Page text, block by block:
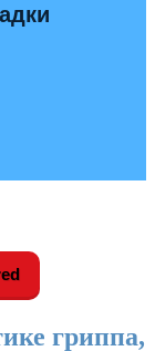
гриппа,